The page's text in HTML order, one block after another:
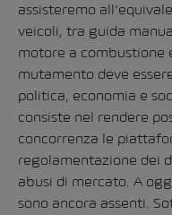
assisteremo
veicoli, tra guida
motore a combustione
mutamento deve
politica, economia e
consiste nel rendere
concorrenza le
regolamentazione dei
abusi di mercato. A
sono ancora assenti.